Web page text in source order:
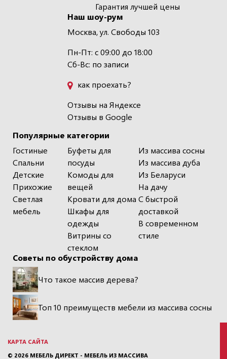
Популярные категории
Гостиные
Спальни
Детские
Прихожие
Светлая
мебель
Буфеты для
посуды
Комоды для
вещей
Кровати для дома
Шкафы для
одежды
Витрины со
стеклом
Из массива сосны
Из массива дуба
Из Беларуси
На дачу
С быстрой
доставкой
В современном
стиле
Гарантия лучшей цены
Наш шоу-рум
Москва, ул. Свободы 103
Пн-Пт: с 09:00 до 18:00
Сб-Вс: по записи
как проехать?
Отзывы на Яндексе
Отзывы в Google
Советы по обустройству дома
Что такое массив дерева?
Топ 10 преимуществ мебели из массива сосны
КАРТА САЙТА
© 2026 МЕБЕЛЬ ДИРЕКТ - МЕБЕЛЬ ИЗ МАССИВА